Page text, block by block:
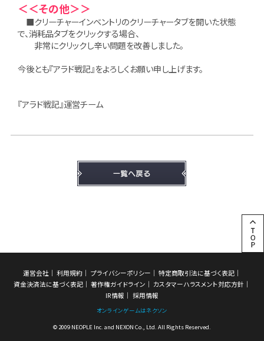
＜＜その他＞＞
■クリーチャーインベントリのクリーチャータブを開いた状態
で、消耗品タブをクリックする場合、
非常にクリックし辛い問題を改善しました。
今後とも『アラド戦記』をよろしくお願い申し上げます。
『アラド戦記』運営チーム
運営会社 利用規約 プライバシーポリシー
特定商取引法に基づく表記
資金決済法に基づく表記
著作権ガイドライン
カスタマーハラスメント対応方針
IR情報
採用情報
オンラインゲームはネクソン
© 2009 NEOPLE Inc. and NEXON Co., Ltd. All Rights Reserved.